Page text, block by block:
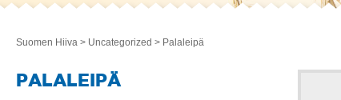
Suomen Hiiva > Uncategorized > Palaleipä
PALALEIPÄ